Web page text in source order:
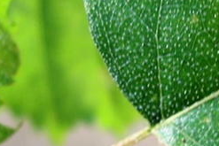
Kunst-Hand-Werk Rat der 13
und Zitate